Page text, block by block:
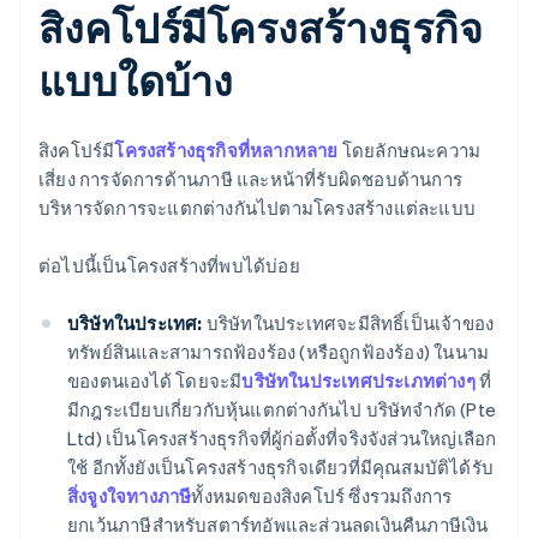
สิงคโปร์มีโครงสร้างธุรกิจ
แบบใดบ้าง
สิงคโปร์มีโครงสร้างธุรกิจที่หลากหลาย โดยลักษณะความ
เสี่ยง การจัดการด้านภาษี และหน้าที่รับผิดชอบด้านการ
บริหารจัดการจะแตกต่างกันไปตามโครงสร้างแต่ละแบบ
ต่อไปนี้เป็นโครงสร้างที่พบได้บ่อย
บริษัทในประเทศ: บริษัทในประเทศจะมีสิทธิ์เป็นเจ้าของ
ทรัพย์สินและสามารถฟ้องร้อง (หรือถูกฟ้องร้อง) ในนาม
ของตนเองได้ โดยจะมีบริษัทในประเทศประเภทต่างๆที่
มีกฎระเบียบเกี่ยวกับหุ้นแตกต่างกันไป บริษัทจำกัด (Pte
Ltd) เป็นโครงสร้างธุรกิจที่ผู้ก่อตั้งที่จริงจังส่วนใหญ่เลือก
ใช้ อีกทั้งยังเป็นโครงสร้างธุรกิจเดียวที่มีคุณสมบัติได้รับ
สิ่งจูงใจทางภาษีทั้งหมดของสิงคโปร์ ซึ่งรวมถึงการ
ยกเว้นภาษีสำหรับสตาร์ทอัพและส่วนลดเงินคืนภาษีเงิน